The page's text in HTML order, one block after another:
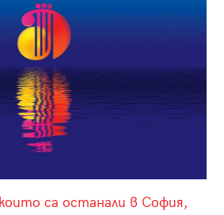
са останали в София,